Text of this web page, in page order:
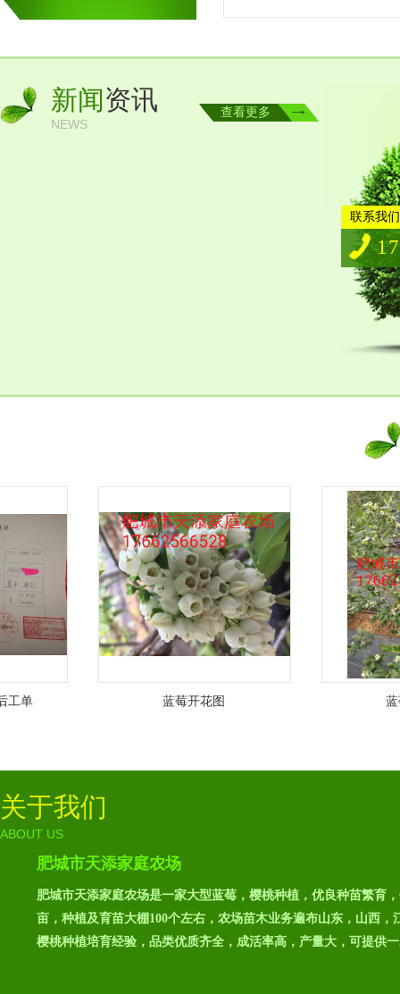
樱桃
联系我
新闻资讯
NEWS
查看更多
单 蓝莓开花图 蓝
关于我们
ABOUT US
肥城市天添家庭农场
肥城市天添家庭农场是一家大型蓝莓，樱桃种植，优良种苗繁育
亩，种植及育苗大棚100个左右，农场苗木业务遍布山东，山西
樱桃种植培育经验，品类优质齐全，成活率高，产量大，可提供